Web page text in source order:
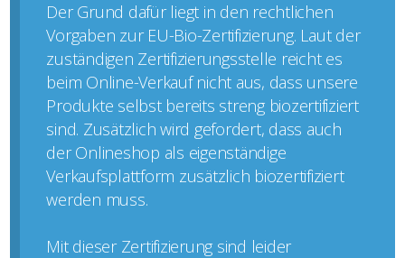
Der Grund dafür liegt in den rechtlichen
Vorgaben zur EU-Bio-Zertifizierung. Laut der
zuständigen Zertifizierungsstelle reicht es
beim Online-Verkauf nicht aus, dass unsere
Produkte selbst bereits streng biozertifiziert
sind. Zusätzlich wird gefordert, dass auch
der Onlineshop als eigenständige
Verkaufsplattform zusätzlich biozertifiziert
werden muss.
Mit dieser Zertifizierung sind leider